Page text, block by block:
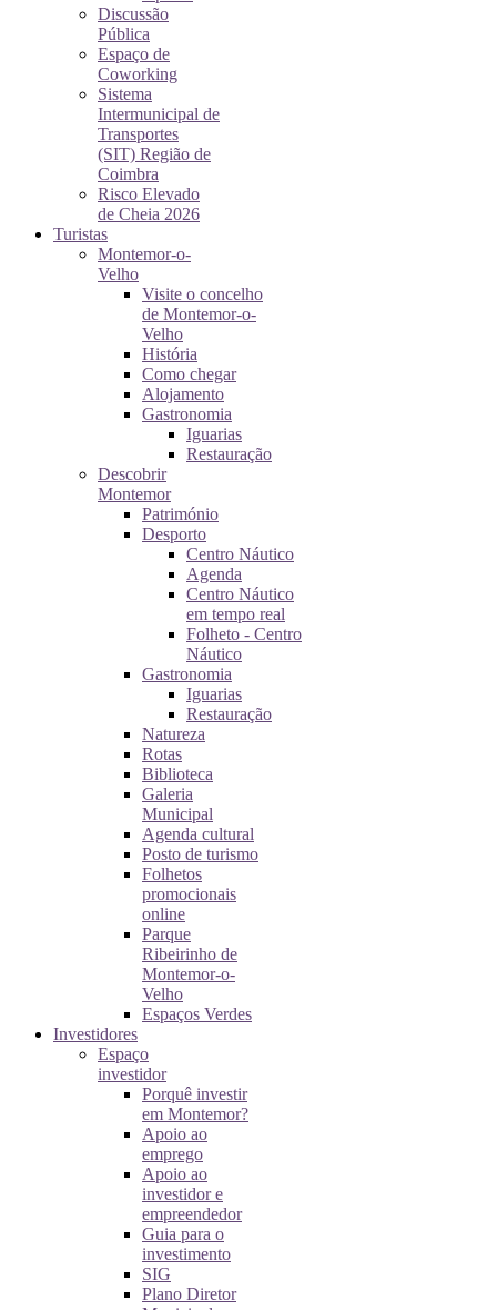
Discussão
Pública
Espaço de
Coworking
Sistema
Intermunicipal de
Transportes
(SIT) Região de
Coimbra
Risco Elevado
de Cheia 2026
Turistas
Montemor-o-
Velho
Visite o concelho
de Montemor-o-
Velho
História
Como chegar
Alojamento
Gastronomia
Iguarias
Restauração
Descobrir
Montemor
Património
Desporto
Centro Náutico
Agenda
Centro Náutico
em tempo real
Folheto - Centro
Náutico
Gastronomia
Iguarias
Restauração
Natureza
Rotas
Biblioteca
Galeria
Municipal
Agenda cultural
Posto de turismo
Folhetos
promocionais
online
Parque
Ribeirinho de
Montemor-o-
Velho
Espaços Verdes
Investidores
Espaço
investidor
Porquê investir
em Montemor?
Apoio ao
emprego
Apoio ao
investidor e
empreendedor
Guia para o
investimento
SIG
Plano Diretor